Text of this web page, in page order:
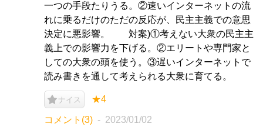
一つの手段たりうる。②速いインターネットの流
れに乗るだけのただの反応が、民主主義での意思
決定に悪影響。 対案)①考えない大衆の民主主
義上での影響力を下げる。②エリートや専門家と
しての大衆の頭を使う。③遅いインターネットで
読み書きを通して考えられる大衆に育てる。
ナイス ★4
コメント(3) 2023/01/02